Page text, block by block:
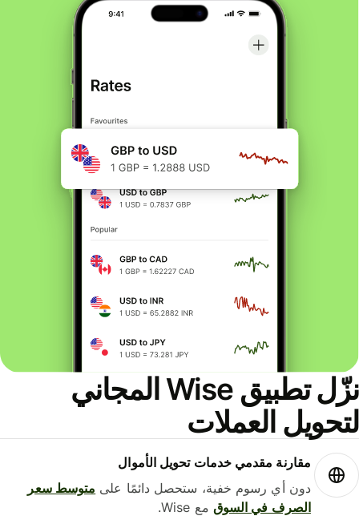
نزّل تطبيق Wise المجاني
العملات
مقارنة مقدمي خدمات تحويل الأموال
دون أي رسوم خفية، ستحصل دائمًا علىمتوسط ​​سعر
الصرف في السوقمع Wise.